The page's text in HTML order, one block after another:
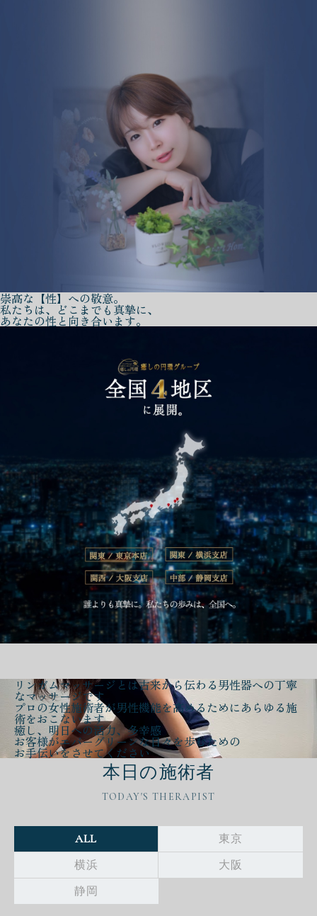
崇高な【性】への敬意。
私たちは、どこまでも真摯に、
あなたの性と向き合います。
リンガムマッサージとは古来から伝わる男性器への丁寧
なマッサージです
プロの女性施術者が男性機能を高める ためにあらゆる施
術をおこないます
癒し、明日への活力、多幸感
お客様がエバーグリーンな日々を歩むための
お手伝いをさせてください
本日の施術者
TODAY'S THERAPIST
ALL
東京
横浜
大阪
静岡